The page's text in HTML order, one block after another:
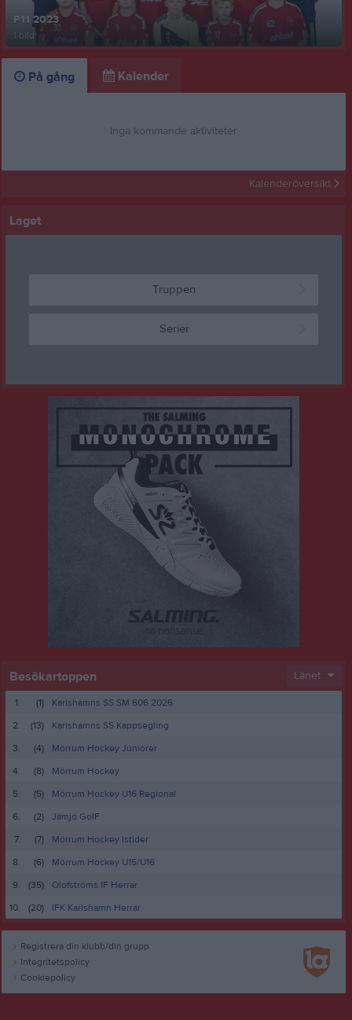
P11 2023
1 bild
På gång Kalender
Inga kommande aktiviteter
Kalenderöversikt
Laget
Truppen
Serier
Besökartoppen Länet
1. (1)
Karlshamns SS SM 606 2026
2.
(13)
Karlshamns SS Kappsegling
3.
(4)
Mörrum Hockey Juniorer
4.
(8)
Mörrum Hockey
5.
(5)
Mörrum Hockey U16 Regional
6.
(2)
Jämjö GoIF
7.
(7)
Mörrum Hockey Istider
8.
(6)
Mörrum Hockey U15/U16
9.
(35)
Olofströms IF Herrar
10.
(20) IFK Karlshamn Herrar
Registrera din klubb/din grupp
Integritetspolicy
Cookiepolicy